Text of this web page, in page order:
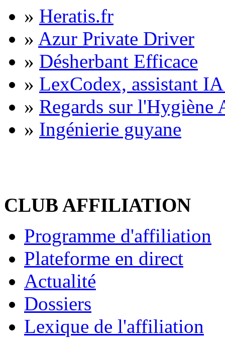
» Heratis.fr
» Azur Private Driver
» Désherbant Efficace
» LexCodex, assistant
» Regards sur l'Hygiène
» Ingénierie guyane
CLUB AFFILIATION
Programme d'affiliation
Plateforme en direct
Actualité
Dossiers
Lexique de l'affiliation